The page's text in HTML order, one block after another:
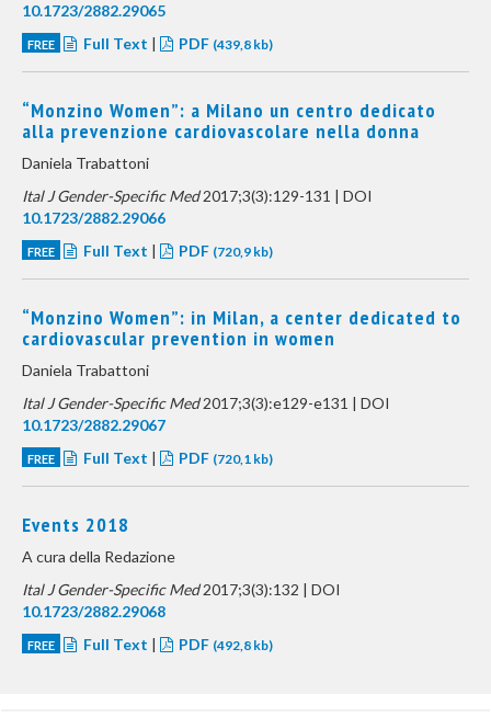
10.1723/2882.29065
FREE Full Text | PDF (439,8 kb)
“Monzino Women”: a Milano un centro dedicato
alla prevenzione cardiovascolare nella donna
Daniela Trabattoni
Ital J Gender-Specific Med2017;3(3):129-131 | DOI
10.1723/2882.29066
FREE Full Text | PDF (720,9 kb)
“Monzino Women”: in Milan, a center dedicated to
cardiovascular prevention in women
Daniela Trabattoni
Ital J Gender-Specific Med2017;3(3):e129-e131 | DOI
10.1723/2882.29067
FREE Full Text | PDF (720,1 kb)
Events 2018
A cura della Redazione
Ital J Gender-Specific Med2017;3(3):132 | DOI
10.1723/2882.29068
FREE Full Text | PDF (492,8 kb)